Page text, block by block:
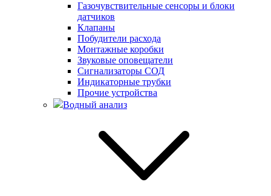
Газочувствительные сенсоры и блоки
датчиков
Клапаны
Побудители расхода
Монтажные коробки
Звуковые оповещатели
Сигнализаторы СОД
Индикаторные трубки
Прочие устройства
Водный анализ